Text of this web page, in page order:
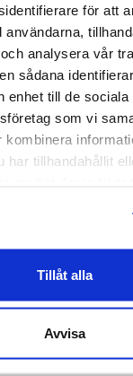
för att
användarna,
analysera vår
sådana
enhet till de sociala
som vi
har tillhandahållit
Tillåt alla
Avvisa
590.-
65 cm
85 cm
Madison från
möbel
bas. Den
och
Ryggdynorna